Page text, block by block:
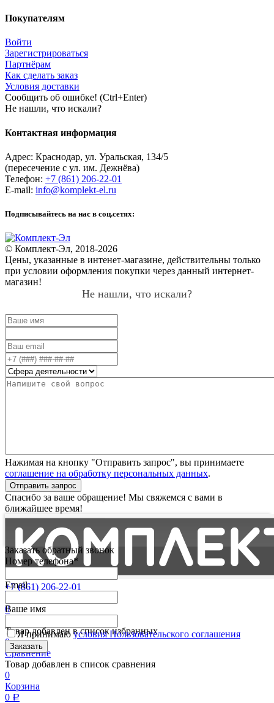
Покупателям
Войти
Зарегистрироваться
Партнёрам
Как сделать заказ
Условия доставки
Сообщить об ошибке! (Ctrl+Enter)
Не нашли, что искали?
Контактная информация
Адрес: Краснодар, ул. Уральская, 134/5
(пересечение с ул. им. Дежнёва)
Телефон: +7 (861) 206-22-01
E-mail: info@komplekt-el.ru
Подписывайтесь на нас в соц.сетях:
© Комплект-Эл, 2018-2026
Цены, указанные в интенет-магазине, действительны только
при условии оформления покупки через данный интернет-
магазин!
Не нашли, что искали?
Нажимая на кнопку "Отправить запрос", вы принимаете
соглашение на обработку персональных данных.
Отправить запрос
Спасибо за ваше обращение! Мы свяжемся с вами в
ближайшее время!
+7 (861) 206-22-01
0
Товар добавлен в список избранных
0
Сравнение
Товар добавлен в список сравнения
0
Корзина
0 Р
Заказать обратный звонок
Номер телефона*
Email
Ваше имя
Я принимаюусловия Пользовательского соглашения